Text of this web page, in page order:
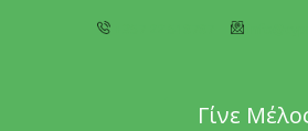
Γίνε